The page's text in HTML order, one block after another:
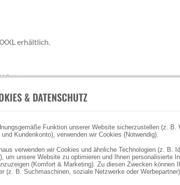
& DATENSCHUTZ
Funktion unserer Website sicherzustellen (z. B.
und Kundenkonto), verwenden wir Cookies (Notwendig).
verwenden wir Cookies und ähnliche Technologien (z. B.
um unsere Website zu optimieren und Ihnen personalisierte
(Komfort & Marketing). Zu diesen Zwecken können
(z. B. Suchmaschinen, soziale Netzwerke oder
erhältlich.
Winter